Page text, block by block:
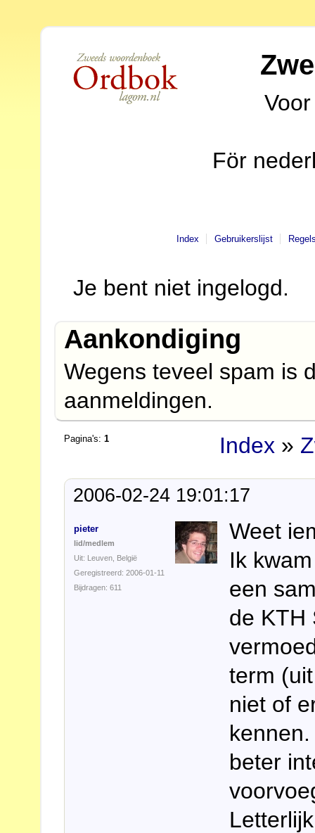
För
Index Gebruikerslijst
Je bent niet ingelogd.
Aankondiging
Wegens teveel spam is
aanmeldingen.
Pagina's:1 Index »
2006-02-24 19:01:17
pieter
lid/medlem
Uit: Leuven, België
Geregistreerd: 2006-01-11
Bijdragen: 611
Weet
Ik
een
de KTH
term
niet of
beter